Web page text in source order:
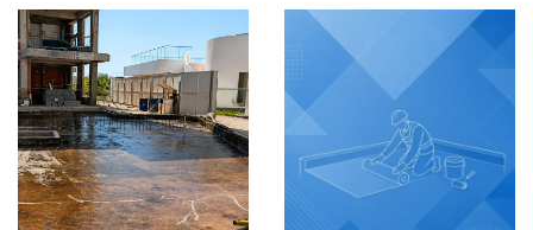
Barranquilla,
Colombia
VER MÁS
Bogotá, Colombia
VER MÁS
IMPERMEABILIZACIÓN IMPERMEABILIZACIÓN